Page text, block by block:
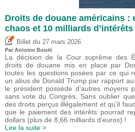
Droits de douane américains :
chaos et 10 milliards d’intérêts
Billet du 27 mars 2026
Par Antoine Bouët
La décision de la Cour suprême des
droits de douane mis en place par
toutes les questions posées par ce qui
un abus de Donald Trump par rapport
le président possède d’autres moyens
sans vote du Congrès. Sans oublier
des droits perçus illégalement et qu’il
que le paiement des intérêts pourrait
dollars (plus de 8,66 milliards d’euros) !
Lire la suite >